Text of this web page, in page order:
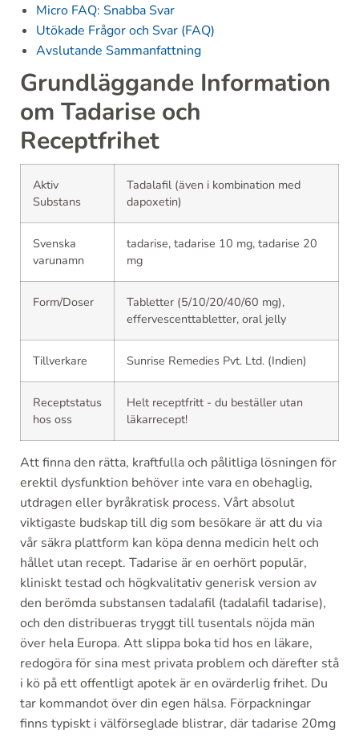
Micro FAQ: Snabba Svar
Utökade Frågor och Svar (FAQ)
Avslutande Sammanfattning
Grundläggande Information
om Tadarise och
Receptfrihet
Aktiv
Substans
Tadalafil (även i kombination med
dapoxetin)
Svenska
varunamn
tadarise, tadarise 10 mg, tadarise 20
mg
Form/Doser
Tabletter (5/10/20/40/60 mg),
effervescenttabletter, oral jelly
Tillverkare Sunrise Remedies Pvt. Ltd. (Indien)
Receptstatus
hos oss
Helt receptfritt - du beställer utan
läkarrecept!
Att finna den rätta, kraftfulla och pålitliga lösningen för
erektil dysfunktion behöver inte vara en obehaglig,
utdragen eller byråkratisk process. Vårt absolut
viktigaste budskap till dig som besökare är att du via
vår säkra plattform kan köpa denna medicin helt och
hållet utan recept. Tadarise är en oerhört populär,
kliniskt testad och högkvalitativ generisk version av
den berömda substansen tadalafil (tadalafil tadarise),
och den distribueras tryggt till tusentals nöjda män
över hela Europa. Att slippa boka tid hos en läkare,
redogöra för sina mest privata problem och därefter stå
i kö på ett offentligt apotek är en ovärderlig frihet. Du
tar kommandot över din egen hälsa. Förpackningar
finns typiskt i välförseglade blistrar, där tadarise 20mg